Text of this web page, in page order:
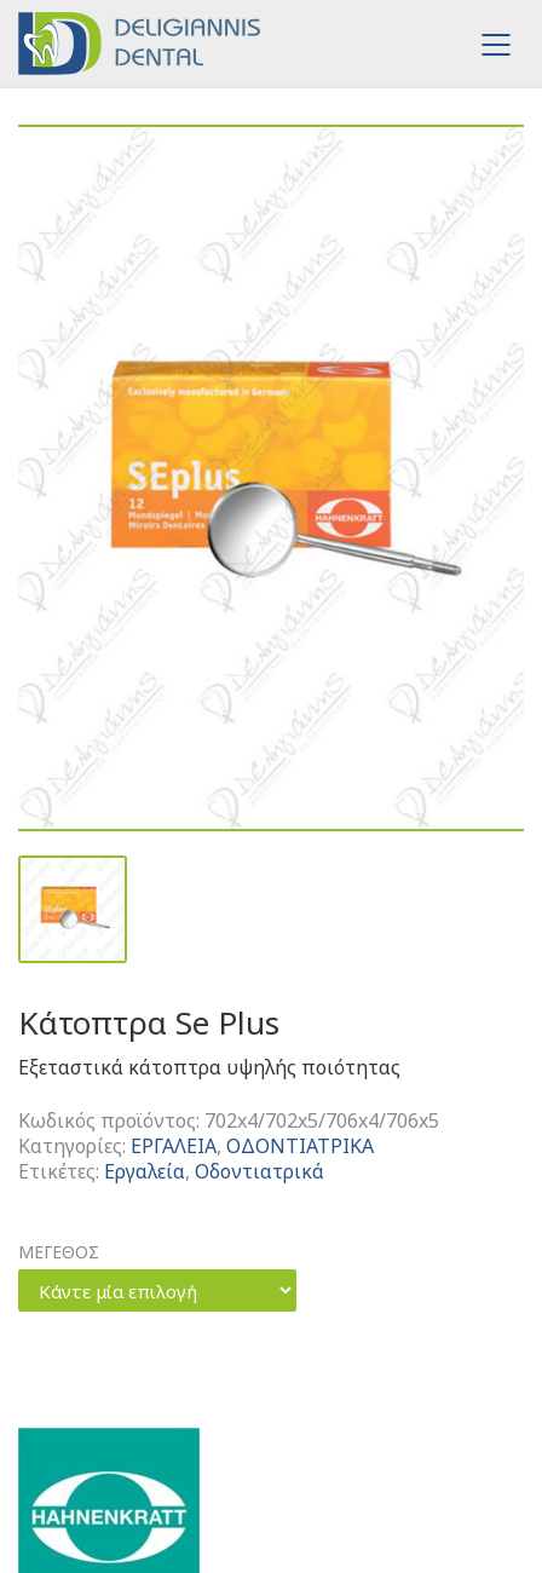
Κάτοπτρα Se Plus
Εξεταστικά κάτοπτρα υψηλής ποιότητας
Κωδικός προϊόντος: 702x4/702x5/706x4/706x5
Κατηγορίες: ΕΡΓΑΛΕΙΑ, ΟΔΟΝΤΙΑΤΡΙΚΑ
Ετικέτες: Εργαλεία, Οδοντιατρικά
ΜΕΓΕΘΟΣ
Κάντε μία επιλογή
ποσότητα